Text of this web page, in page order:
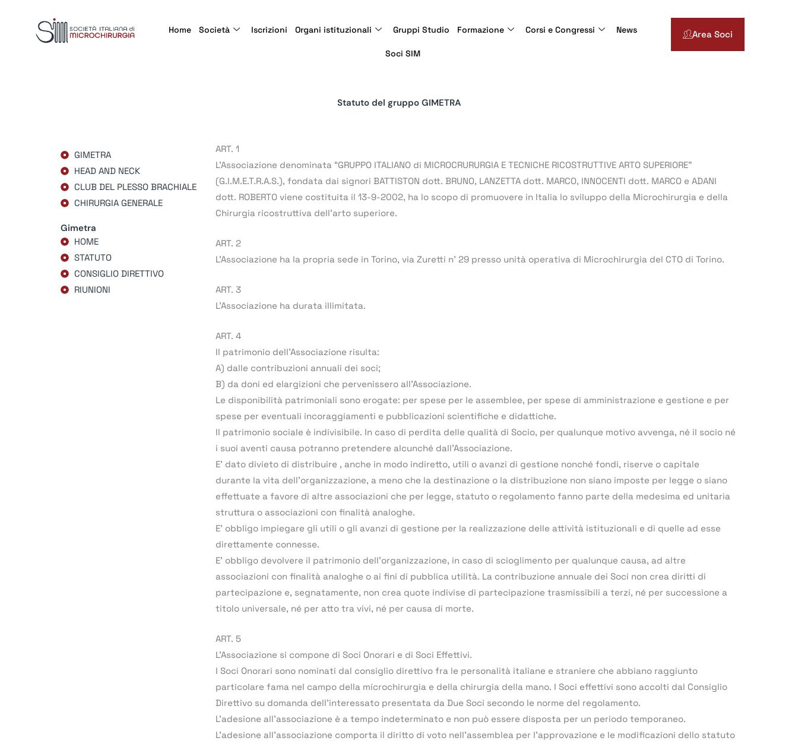
Home Società Iscrizioni Organi istituzionali Gruppi Studio Formazione Corsi e Congressi News
Soci SIM
Area Soci
Statuto del gruppo GIMETRA
GIMETRA
HEAD AND NECK
CLUB DEL PLESSO BRACHIALE
CHIRURGIA GENERALE
Gimetra
HOME
STATUTO
CONSIGLIO DIRETTIVO
RIUNIONI
ART. 1
L’Associazione denominata “GRUPPO ITALIANO di MICROCRURURGIA E TECNICHE RICOSTRUTTIVE ARTO SUPERIORE”
(G.I.M.E.T.R.A.S.), fondata dai signori BATTISTON dott. BRUNO, LANZETTA dott. MARCO, INNOCENTI dott. MARCO e ADANI
dott. ROBERTO viene costituita il 13-9-2002, ha lo scopo di promuovere in Italia lo sviluppo della Microchirurgia e della
Chirurgia ricostruttiva dell’arto superiore.
ART. 2
L’Associazione ha la propria sede in Torino, via Zuretti n’ 29 presso unità operativa di Microchirurgia del CTO di Torino.
ART. 3
L’Associazione ha durata illimitata.
ART. 4
Il patrimonio dell’Associazione risulta:
A) dalle contribuzioni annuali dei soci;
B) da doni ed elargizioni che pervenissero all’Associazione.
Le disponibilità patrimoniali sono erogate: per spese per le assemblee, per spese di amministrazione e gestione e per
spese per eventuali incoraggiamenti e pubblicazioni scientifiche e didattiche.
Il patrimonio sociale è indivisibile. In caso di perdita delle qualità di Socio, per qualunque motivo avvenga, né il socio né
i suoi aventi causa potranno pretendere alcunché dall’Associazione.
E’ dato divieto di distribuire , anche in modo indiretto, utili o avanzi di gestione nonché fondi, riserve o capitale
durante la vita dell’organizzazione, a meno che la destinazione o la distribuzione non siano imposte per legge o siano
effettuate a favore di altre associazioni che per legge, statuto o regolamento fanno parte della medesima ed unitaria
struttura o associazioni con finalità analoghe.
E’ obbligo impiegare gli utili o gli avanzi di gestione per la realizzazione delle attività istituzionali e di quelle ad esse
direttamente connesse.
E’ obbligo devolvere il patrimonio dell’organizzazione, in caso di scioglimento per qualunque causa, ad altre
associazioni con finalità analoghe o ai fini di pubblica utilità. La contribuzione annuale dei Soci non crea diritti di
partecipazione e, segnatamente, non crea quote indivise di partecipazione trasmissibili a terzi, né per successione a
titolo universale, né per atto tra vivi, né per causa di morte.
ART. 5
L’Associazione si compone di Soci Onorari e di Soci Effettivi.
I Soci Onorari sono nominati dal consiglio direttivo fra le personalità italiane e straniere che abbiano raggiunto
particolare fama nel campo della mícrochirurgia e della chirurgia della mano. I Soci effettivi sono accolti dal Consiglio
Direttivo su domanda dell’interessato presentata da Due Soci secondo le norme del regolamento.
L’adesione all’associazione è a tempo indeterminato e non può essere disposta per un periodo temporaneo.
L’adesione all’associazione comporta il diritto di voto nell’assemblea per l’approvazione e le modificazioni dello statuto